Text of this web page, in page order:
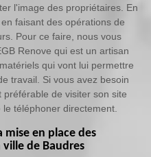
l'image des propriétaires. En
faisant des opérations de
Pour ce faire, nous vous
Renove qui est un artisan
qui vont lui permettre
travail. Si vous avez besoin
de visiter son site
téléphoner directement.
mise en place des
de Baudres